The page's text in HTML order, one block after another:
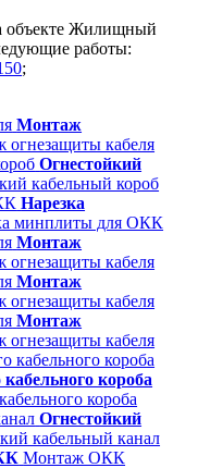
объекте Жилищный
работы:
;
Монтаж
огнезащиты кабеля
Огнестойкий
кабельный короб
Нарезка
минплиты для ОКК
Монтаж
огнезащиты кабеля
Монтаж
огнезащиты кабеля
Монтаж
огнезащиты кабеля
короба
короба
Огнестойкий
кабельный канал
Монтаж ОКК